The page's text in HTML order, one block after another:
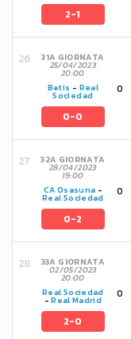
2-1
31A GIORNATA
25/04/2023
20:00
Betis - Real
Sociedad
0-0
0
32A GIORNATA
28/04/2023
19:00
CA Osasuna -
Real Sociedad
0-2
0
33A GIORNATA
02/05/2023
20:00
Real Sociedad
-Real Madrid
2-0
0